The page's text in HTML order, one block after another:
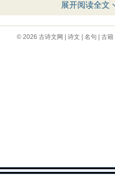
展开阅读全文
© 2026 古诗文网 诗文 名句 古籍|